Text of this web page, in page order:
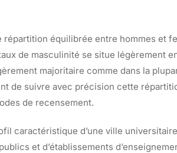
équilibrée entre hommes et
de masculinité se situe légèrement
majoritaire comme dans la
de suivre avec précision cette
de recensement.
caractéristique d’une ville
et d’établissements